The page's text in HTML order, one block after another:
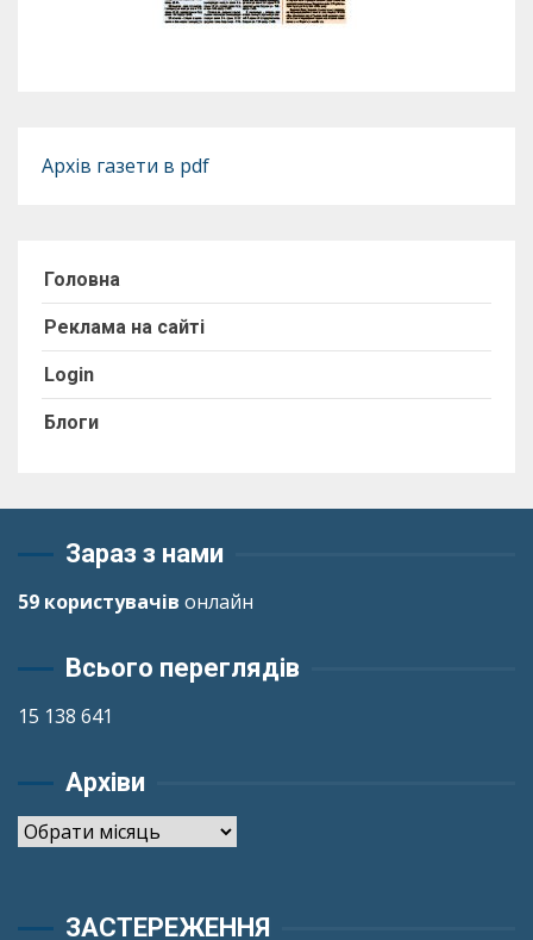
Архів газети в pdf
Головна
Реклама на сайті
Login
Блоги
Зараз з нами
59 користувачів онлайн
Всього переглядів
15 138 641
Архіви
Архіви
ЗАСТЕРЕЖЕННЯ